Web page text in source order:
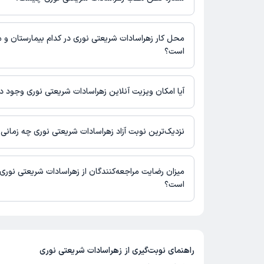
شماره تماس مطب زهراسادات شریعتی نوری در حال حاضر در این
محل کار زهراسادات شریعتی نوری در کدام بیمارستان و
است؟
زهراسادات شریعتی نوری در مراکز زیر فعالیت دارد:
مطب کاردرمانی طلوع
آیا امکان ویزیت آنلاین زهراسادات شریعتی نوری وجود
در حال حاضر اطلاعاتی درباره ارائه ویزیت آنلاین توسط زهراسادات
دسترس نیست. برای دریافت اطلاعات دقیق‌تر، لطفاً با مطب تماس
نزدیک‌ترین نوبت آزاد زهراسادات شریعتی نوری چه
زهراسادات شریعتی نوری از روز دوشنبه 19 مرداد 1405 بیمار جدید می‌پذیرند.
میزان رضایت مراجعه‌کنندگان از زهراسادات شریعتی
است؟
راهنمای نوبت‌گیری از زهراسادات شریعتی نوری